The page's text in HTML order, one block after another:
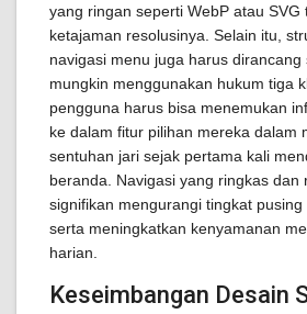
yang ringan seperti WebP atau
ketajaman resolusinya. Selain itu,
navigasi menu juga harus dirancang
mungkin menggunakan hukum tiga
pengguna harus bisa menemukan
ke dalam fitur pilihan mereka dalam
sentuhan jari sejak pertama kali
beranda. Navigasi yang ringkas dan
signifikan mengurangi tingkat
serta meningkatkan kenyamanan
harian.
Keseimbangan Desain